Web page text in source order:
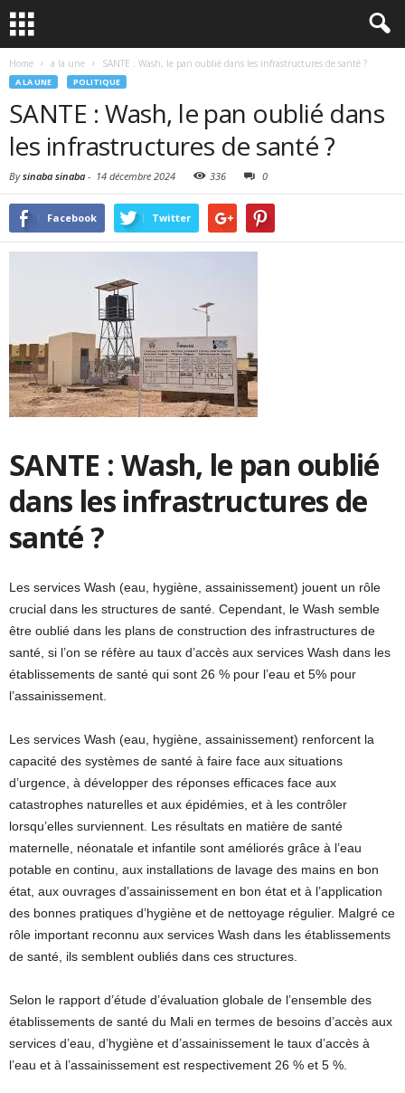
Home a la une SANTE : Wash, le pan oublié dans les infrastructures de santé ?
A LA UNE POLITIQUE
SANTE : Wash, le pan oublié dans
les infrastructures de santé ?
Bysinaba sinaba - 14 décembre 2024 336 0
Facebook Twitter
SANTE : Wash, le pan oublié
dans les infrastructures de
santé ?
Les services Wash (eau, hygiène, assainissement) jouent un rôle
crucial dans les structures de santé. Cependant, le Wash semble
être oublié dans les plans de construction des infrastructures de
santé, si l’on se réfère au taux d’accès aux services Wash dans les
établissements de santé qui sont 26 % pour l’eau et 5% pour
l’assainissement.
Les services Wash (eau, hygiène, assainissement) renforcent la
capacité des systèmes de santé à faire face aux situations
d’urgence, à développer des réponses efficaces face aux
catastrophes naturelles et aux épidémies, et à les contrôler
lorsqu’elles surviennent. Les résultats en matière de santé
maternelle, néonatale et infantile sont améliorés grâce à l’eau
potable en continu, aux installations de lavage des mains en bon
état, aux ouvrages d’assainissement en bon état et à l’application
des bonnes pratiques d’hygiène et de nettoyage régulier. Malgré ce
rôle important reconnu aux services Wash dans les établissements
de santé, ils semblent oubliés dans ces structures.
Selon le rapport d’étude d’évaluation globale de l’ensemble des
établissements de santé du Mali en termes de besoins d’accès aux
services d’eau, d’hygiène et d’assainissement le taux d’accès à
l’eau et à l’assainissement est respectivement 26 % et 5 %.